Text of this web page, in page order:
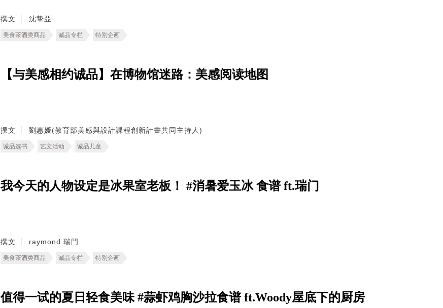
撰文 沈摯亞
美食茶酒类商品 诚品专栏 特别企画
【与美感相约诚品】在博物馆迷路：美感阅读地图
撰文 劉惠媛(教育部美感與設計課程創新計畫共同主持人)
诚品选书 艺文活动 诚品儿童
我今天的人物设定是冰果室老板！ #消暑爱玉冰 食谱 ft.瑞门
撰文 raymond 瑞門
美食茶酒类商品 诚品专栏 特别企画
值得一试的夏日轻食美味 #蒜虾鸡胸沙拉食谱 ft.Woody屋底下的厨房